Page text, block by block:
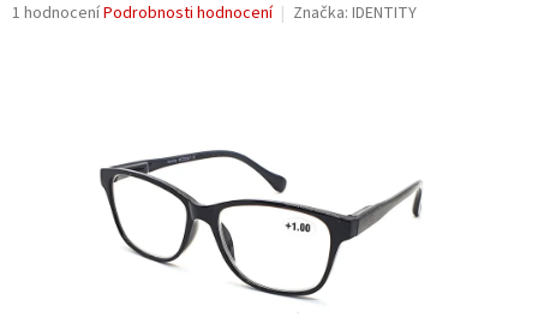
Průměrné
1 hodnoceníPodrobnosti hodnocení Značka: IDENTITY